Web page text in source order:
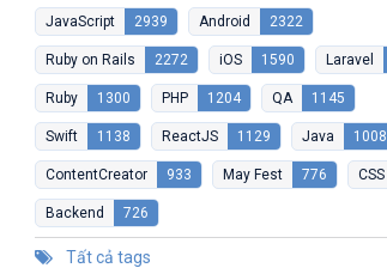
JavaScript 2939 Android 2322
Ruby on Rails 2272 iOS 1590 Laravel
Ruby 1300 PHP 1204 QA 1145
Swift 1138 ReactJS 1129 Java 1008
ContentCreator 933 May Fest 776 CSS
Backend 726
Tất cả tags